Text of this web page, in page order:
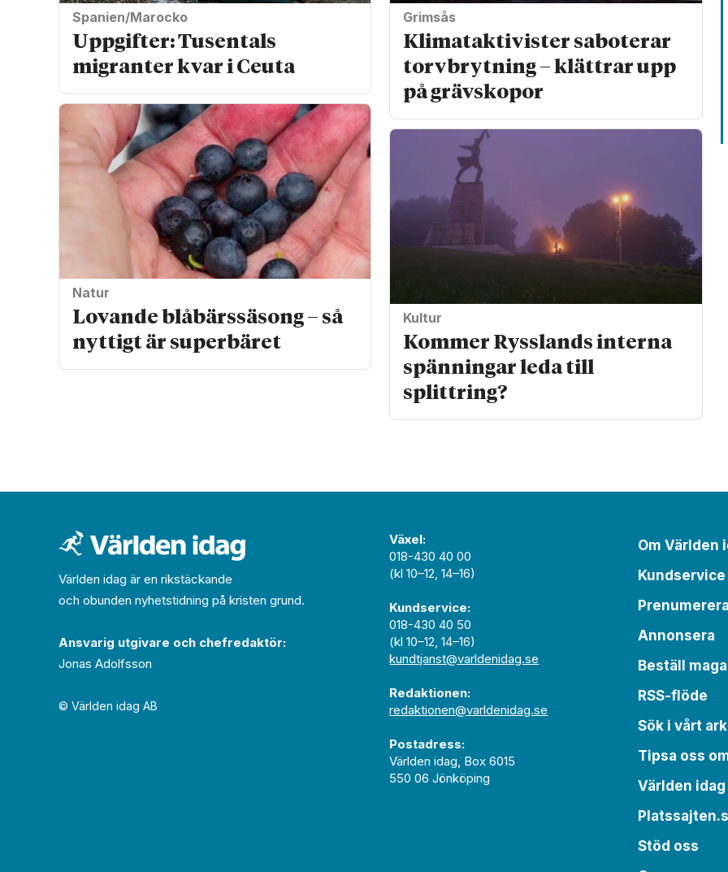
Spanien/Marocko
Uppgifter: Tusentals
migranter kvar i Ceuta
Natur
Lovande blåbärssäsong – så
nyttigt är superbäret
Grimsås
Klimat­aktivister saboterar
torv­brytning – klättrar upp
på gräv­skopor
Kultur
Kommer Rysslands interna
spänningar leda till
splittring?
Världen idag är en rikstäckande
och obunden nyhets­­­tidning på kristen grund.
Ansvarig utgivare och chef­redaktör:
Jonas Adolfsson
© Världen idag AB
Växel:
018-430 40 00
(kl 10–12, 14–16)
Kundservice:
018-430 40 50
(kl 10–12, 14–16)
kundtjanst@varldenidag.se
Redaktionen:
redaktionen@varldenidag.se
Postadress:
Världen idag, Box 6015
550 06 Jönköping
Om Världen
Kundservice
Annonsera
Beställ
RSS-flöde
Sök i vårt
Tipsa oss
Världen
Stöd oss